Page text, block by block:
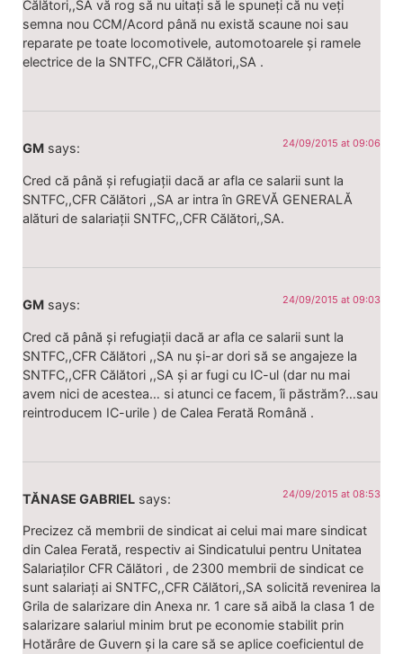
Călători,,SA vă rog să nu uitați să le spuneți că nu veți
semna nou CCM/Acord până nu există scaune noi sau
reparate pe toate locomotivele, automotoarele și ramele
electrice de la SNTFC,,CFR Călători,,SA .
GM says: 24/09/2015 at 09:06
Cred că până și refugiații dacă ar afla ce salarii sunt la
SNTFC,,CFR Călători ,,SA ar intra în GREVĂ GENERALĂ
alături de salariații SNTFC,,CFR Călători,,SA.
GM says: 24/09/2015 at 09:03
Cred că până și refugiații dacă ar afla ce salarii sunt la
SNTFC,,CFR Călători ,,SA nu și-ar dori să se angajeze la
SNTFC,,CFR Călători ,,SA și ar fugi cu IC-ul (dar nu mai
avem nici de acestea… si atunci ce facem, îi păstrăm?…sau
reintroducem IC-urile ) de Calea Ferată Română .
TĂNASE GABRIEL says: 24/09/2015 at 08:53
Precizez că membrii de sindicat ai celui mai mare sindicat
din Calea Ferată, respectiv ai Sindicatului pentru Unitatea
Salariaților CFR Călători , de 2300 membrii de sindicat ce
sunt salariați ai SNTFC,,CFR Călători,,SA solicită revenirea la
Grila de salarizare din Anexa nr. 1 care să aibă la clasa 1 de
salarizare salariul minim brut pe economie stabilit prin
Hotărâre de Guvern și la care să se aplice coeficientul de